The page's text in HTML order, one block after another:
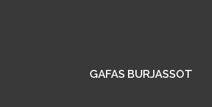
GAFAS BURJASSOT